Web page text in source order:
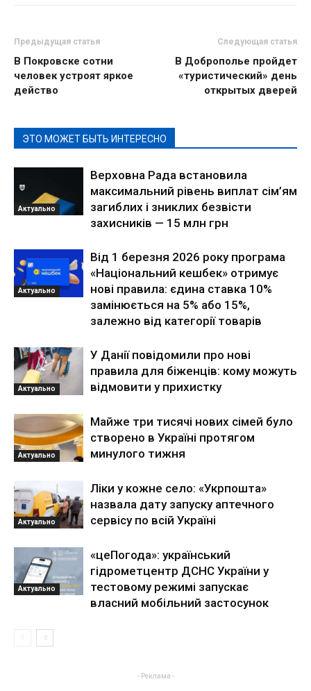
Предыдущая статья
В Покровске сотни
человек устроят яркое
действо
Следующая статья
В Доброполье пройдет
«туристический» день
открытых дверей
ЭТО МОЖЕТ БЫТЬ ИНТЕРЕСНО
Актуально
Верховна Рада встановила
максимальний рівень виплат сім’ям
загиблих і зниклих безвісти
захисників — 15 млн грн
Актуально
Від 1 березня 2026 року програма
«Національний кешбек» отримує
нові правила: єдина ставка 10%
замінюється на 5% або 15%,
залежно від категорії товарів
Актуально
У Данії повідомили про нові
правила для біженців: кому можуть
відмовити у прихистку
Актуально
Майже три тисячі нових сімей було
створено в Україні протягом
минулого тижня
Актуально
Ліки у кожне село: «Укрпошта»
назвала дату запуску аптечного
сервісу по всій Україні
Актуально
«цеПогода»: український
гідрометцентр ДСНС України у
тестовому режимі запускає
власний мобільний застосунок
- Реклама -